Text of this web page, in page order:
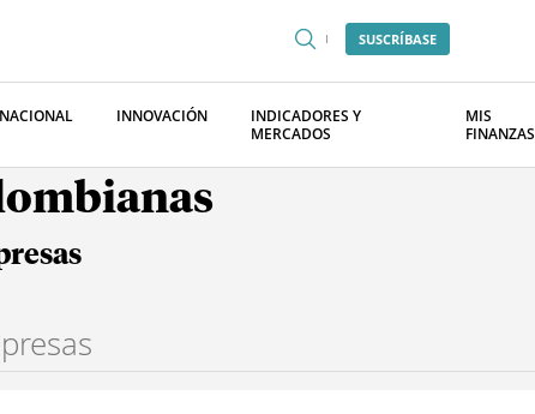
SUSCRÍBASE
INNOVACIÓN
INDICADORES Y
MERCADOS
MIS
FINANZAS